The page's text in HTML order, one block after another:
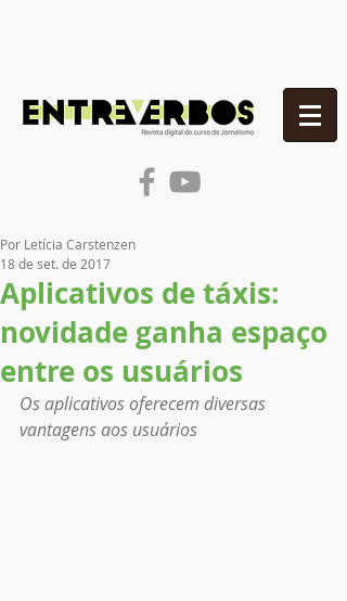
Aplicativos de táxis:
novidade ganha espaço
entre os usuários
Por Letícia Carstenzen
18 de set. de 2017
Os aplicativos oferecem diversas
vantagens aos usuários